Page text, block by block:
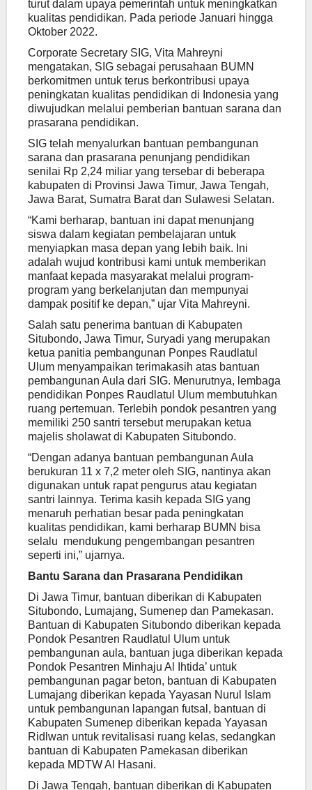
turut dalam upaya pemerintah untuk meningkatkan
kualitas pendidikan. Pada periode Januari hingga
Oktober 2022.
Corporate Secretary SIG, Vita Mahreyni
mengatakan, SIG sebagai perusahaan BUMN
berkomitmen untuk terus berkontribusi upaya
peningkatan kualitas pendidikan di Indonesia yang
diwujudkan melalui pemberian bantuan sarana dan
prasarana pendidikan.
SIG telah menyalurkan bantuan pembangunan
sarana dan prasarana penunjang pendidikan
senilai Rp 2,24 miliar yang tersebar di beberapa
kabupaten di Provinsi Jawa Timur, Jawa Tengah,
Jawa Barat, Sumatra Barat dan Sulawesi Selatan.
“Kami berharap, bantuan ini dapat menunjang
siswa dalam kegiatan pembelajaran untuk
menyiapkan masa depan yang lebih baik. Ini
adalah wujud kontribusi kami untuk memberikan
manfaat kepada masyarakat melalui program-
program yang berkelanjutan dan mempunyai
dampak positif ke depan,” ujar Vita Mahreyni.
Salah satu penerima bantuan di Kabupaten
Situbondo, Jawa Timur, Suryadi yang merupakan
ketua panitia pembangunan Ponpes Raudlatul
Ulum menyampaikan terimakasih atas bantuan
pembangunan Aula dari SIG. Menurutnya, lembaga
pendidikan Ponpes Raudlatul Ulum membutuhkan
ruang pertemuan. Terlebih pondok pesantren yang
memiliki 250 santri tersebut merupakan ketua
majelis sholawat di Kabupaten Situbondo.
“Dengan adanya bantuan pembangunan Aula
berukuran 11 x 7,2 meter oleh SIG, nantinya akan
digunakan untuk rapat pengurus atau kegiatan
santri lainnya. Terima kasih kepada SIG yang
menaruh perhatian besar pada peningkatan
kualitas pendidikan, kami berharap BUMN bisa
selalu mendukung pengembangan pesantren
seperti ini,” ujarnya.
Bantu Sarana dan Prasarana Pendidikan
Di Jawa Timur, bantuan diberikan di Kabupaten
Situbondo, Lumajang, Sumenep dan Pamekasan.
Bantuan di Kabupaten Situbondo diberikan kepada
Pondok Pesantren Raudlatul Ulum untuk
pembangunan aula, bantuan juga diberikan kepada
Pondok Pesantren Minhaju Al Ihtida’ untuk
pembangunan pagar beton, bantuan di Kabupaten
Lumajang diberikan kepada Yayasan Nurul Islam
untuk pembangunan lapangan futsal, bantuan di
Kabupaten Sumenep diberikan kepada Yayasan
Ridlwan untuk revitalisasi ruang kelas, sedangkan
bantuan di Kabupaten Pamekasan diberikan
kepada MDTW Al Hasani.
Di Jawa Tengah, bantuan diberikan di Kabupaten